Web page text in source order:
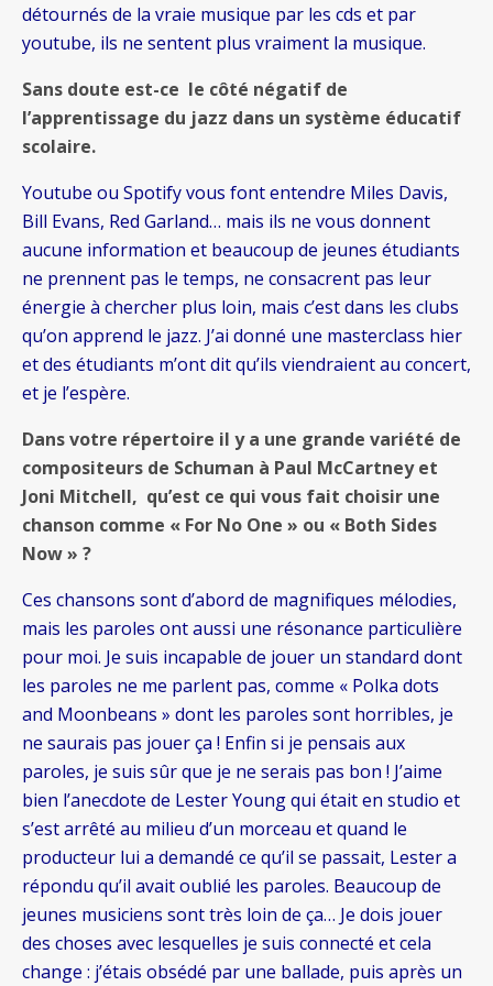
détournés de la vraie musique par les cds et par
youtube, ils ne sentent plus vraiment la musique.
Sans doute est-ce le côté négatif de
l’apprentissage du jazz dans un système éducatif
scolaire.
Youtube ou Spotify vous font entendre Miles Davis,
Bill Evans, Red Garland… mais ils ne vous donnent
aucune information et beaucoup de jeunes étudiants
ne prennent pas le temps, ne consacrent pas leur
énergie à chercher plus loin, mais c’est dans les clubs
qu’on apprend le jazz. J’ai donné une masterclass hier
et des étudiants m’ont dit qu’ils viendraient au concert,
et je l’espère.
Dans votre répertoire il y a une grande variété de
compositeurs de Schuman à Paul McCartney et
Joni Mitchell, qu’est ce qui vous fait choisir une
chanson comme « For No One » ou « Both Sides
Now » ?
Ces chansons sont d’abord de magnifiques mélodies,
mais les paroles ont aussi une résonance particulière
pour moi. Je suis incapable de jouer un standard dont
les paroles ne me parlent pas, comme « Polka dots
and Moonbeans » dont les paroles sont horribles, je
ne saurais pas jouer ça ! Enfin si je pensais aux
paroles, je suis sûr que je ne serais pas bon ! J’aime
bien l’anecdote de Lester Young qui était en studio et
s’est arrêté au milieu d’un morceau et quand le
producteur lui a demandé ce qu’il se passait, Lester a
répondu qu’il avait oublié les paroles. Beaucoup de
jeunes musiciens sont très loin de ça… Je dois jouer
des choses avec lesquelles je suis connecté et cela
change : j’étais obsédé par une ballade, puis après un